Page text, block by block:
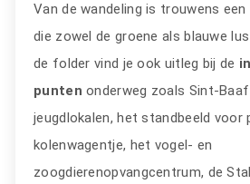
Van de wandeling is trouwens
die zowel de groene als blauwe
de folder vind je ook uitleg bij de
puntenonderweg zoals Sint-
jeugdlokalen, het standbeeld voor
kolenwagentje, het vogel- en
zoogdierenopvangcentrum, de